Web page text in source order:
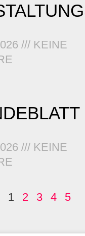
KEINE
KEINE
1 2 3 4 5